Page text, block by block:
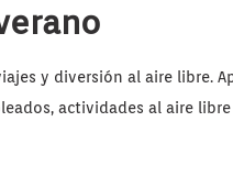
y diversión al aire
actividades al aire